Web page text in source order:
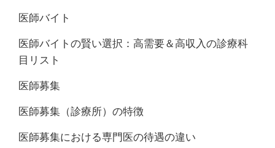
医師バイト
医師バイトの賢い選択：高需要＆高収入の診療科
目リスト
医師募集
医師募集（診療所）の特徴
医師募集における専門医の待遇の違い